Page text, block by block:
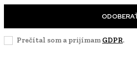
Prečítal som a prijímam GDPR.